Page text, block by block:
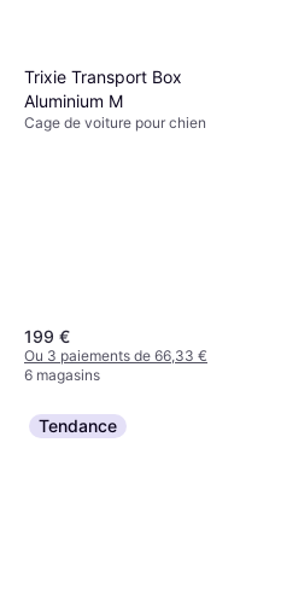
Trixie Transport Box
Aluminium M
Cage de voiture pour chien
199 €
Ou 3 paiements de 66,33 €
6 magasins
Tendance